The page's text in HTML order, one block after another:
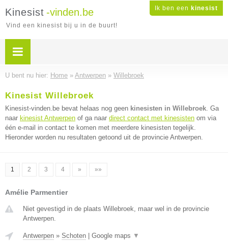
Ik ben een kinesist
Kinesist -vinden.be
Vind een kinesist bij u in de buurt!
U bent nu hier: Home » Antwerpen » Willebroek
Kinesist Willebroek
Kinesist-vinden.be bevat helaas nog geen kinesisten in Willebroek. Ga
naar kinesist Antwerpen of ga naar direct contact met kinesisten om via
één e-mail in contact te komen met meerdere kinesisten tegelijk.
Hieronder worden nu resultaten getoond uit de provincie Antwerpen.
1 2 3 4 » »»
Amélie Parmentier
Niet gevestigd in de plaats Willebroek, maar wel in de provincie
Antwerpen.
Antwerpen » Schoten Google maps ▼